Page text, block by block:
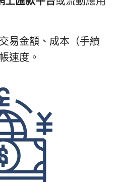
易金額、成本（手續
速度。